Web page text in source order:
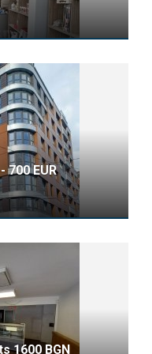
700 EUR
1600 BGN